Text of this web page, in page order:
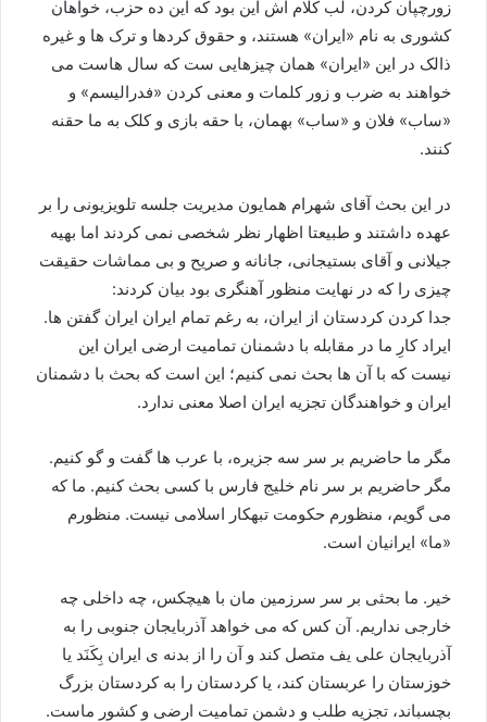
زورچپان کردن، لُب کلام اش این بود که این ده حزب، خواهان
کشوری به نام «ایران» هستند، و حقوق کردها و ترک ها و غیره
ذالک در این «ایران» همان چیزهایی ست که سال هاست می
خواهند به ضرب و زور کلمات و معنی کردن «فدرالیسم» و
«ساب» فلان و «ساب» بهمان، با حقه بازی و کلک به ما حقنه
کنند.
در این بحث آقای شهرام همایون مدیریت جلسه تلویزیونی را بر
عهده داشتند و طبیعتا اظهار نظر شخصی نمی کردند اما بهیه
جیلانی و آقای بستیجانی، جانانه و صریح و بی مماشات حقیقت
چیزی را که در نهایت منظور آهنگری بود بیان کردند:
جدا کردن کردستان از ایران، به رغم تمام ایران ایران گفتن ها.
ایراد کارِ ما در مقابله با دشمنان تمامیت ارضی ایران این
نیست که با آن ها بحث نمی کنیم؛ این است که بحث با دشمنان
ایران و خواهندگان تجزیه ایران اصلا معنی ندارد.
مگر ما حاضریم بر سر سه جزیره، با عرب ها گفت و گو کنیم.
مگر حاضریم بر سر نام خلیج فارس با کسی بحث کنیم. ما که
می گویم، منظورم حکومت تبهکار اسلامی نیست. منظورم
«ما» ایرانیان است.
خیر. ما بحثی بر سر سرزمین مان با هیچکس، چه داخلی چه
خارجی نداریم. آن کس که می خواهد آذربایجان جنوبی را به
آذربایجان علی یف متصل کند و آن را از بدنه ی ایران بِکَنَد یا
خوزستان را عربستان کند، یا کردستان را به کردستان بزرگ
بچسباند، تجزیه طلب و دشمن تمامیت ارضی و کشور ماست.